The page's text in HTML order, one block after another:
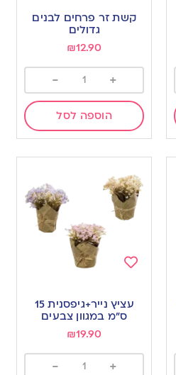
to
wishlist
קשת זר פרחים לבנים
גדולים
₪12.90
+
-
הוספה לסל
wishlist
עציץ נייר+גיפסנית 15
ס”מ במגוון צבעים
₪19.90
+
-